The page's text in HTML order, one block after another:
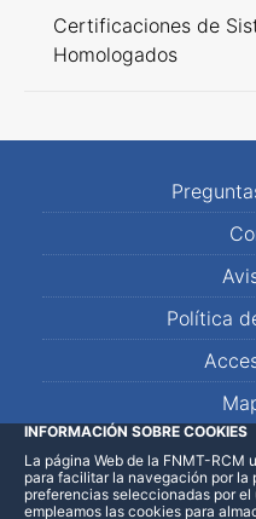
Certificaciones de
Homologados
Política
LinkedInFacebook
INFORMACIÓN SOBRE COOKIES
La página Web de la FNMT-
para facilitar la navegación por la
preferencias seleccionadas por
empleamos las cookies para